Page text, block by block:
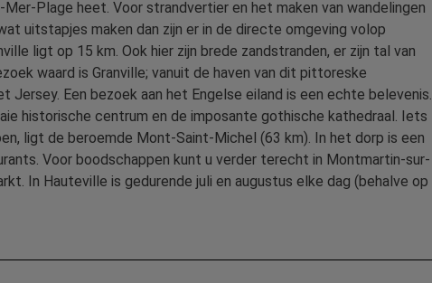
Plage heet. Voor strandvertier en het maken van wandelingen
uitstapjes maken dan zijn er in de directe omgeving volop
ligt op 15 km. Ook hier zijn brede zandstranden, er zijn tal van
waard is Granville; vanuit de haven van dit pittoreske
Een bezoek aan het Engelse eiland is een echte belevenis.
historische centrum en de imposante gothische kathedraal. Iets
ligt de beroemde Mont-Saint-Michel (63 km). In het dorp is een
Voor boodschappen kunt u verder terecht in Montmartin-sur-
In Hauteville is gedurende juli en augustus elke dag (behalve op